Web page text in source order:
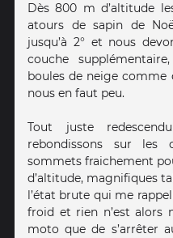
Dès 800 m d’altitude
atours de sapin de
jusqu’à 2° et nous
couche
boules de neige comme
nous en faut peu.
Tout juste
rebondissons sur les
sommets fraichement
d’altitude, magnifiques
l’état brute qui me
froid et rien n’est alors
moto que de s’arrêter